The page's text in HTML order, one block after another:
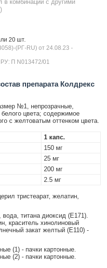
в комбинации с другими
20 шт.
(РГ-RU) от 24.08.23 -
П N013472/01
препарата Колдрекс
№1, непрозрачные,
цвета; содержимое
с желтоватым оттенком цвета.
1 капс.
150 мг
25 мг
200 мг
2.5 мг
тристеарат, желатин,
вода, титана диоксид (E171).
краситель хинолиновый
закат желтый (E110) -
(1) - пачки картонные.
(2) - пачки картонные.